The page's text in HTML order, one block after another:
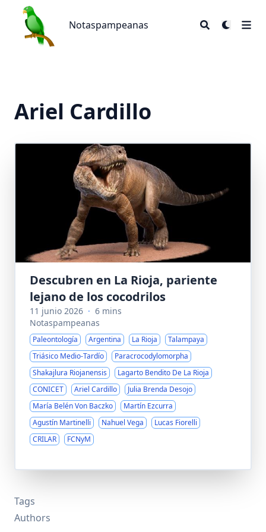
Notaspampeanas
Notaspampeanas
Ariel Cardillo
Descubren en La Rioja, pariente
lejano de los cocodrilos
11 junio 2026 · 6 mins
Notaspampeanas
Paleontología Argentina La Rioja
Talampaya
Triásico Medio-Tardío
Paracrocodylomorpha
Shakajlura Riojanensis
Lagarto Bendito De La Rioja
CONICET
Ariel Cardillo
Julia Brenda Desojo
María Belén Von Baczko
Martín Ezcurra
Agustín Martinelli
Nahuel Vega
Lucas Fiorelli
CRILAR
FCNyM
Tags
Authors